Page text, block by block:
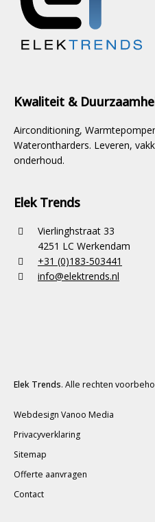
Kwaliteit &
Airconditioning,
Waterontharders. Leveren,
onderhoud.
Elek Trends
Vierlinghstraat 33
4251 LC Werkendam
+31 (0)183-503441
info@elektrends.nl
Elek Trends. Alle rechten
Webdesign Vanoo Media
Privacyverklaring
Sitemap
Offerte aanvragen
Contact